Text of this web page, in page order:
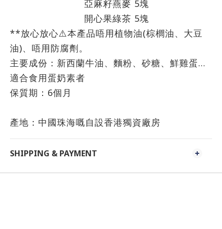
亞麻籽燕麥 5塊
開心果綠茶 5塊
**放心放心⚠️本產品唔用植物油(棕櫚油、大豆
油)、唔用防腐劑。
主要成份：新西蘭牛油、麵粉、砂糖、鮮雞蛋...
適合食用蛋奶素者
保質期： 6個月
產地：中國珠海嘅自設香港獨資廠房
SHIPPING & PAYMENT